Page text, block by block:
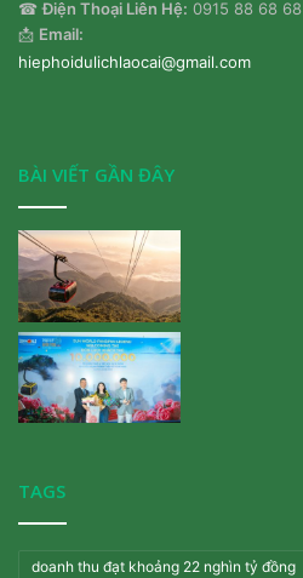
☎Điện Thoại Liên Hệ: 0915 88 68 68
📩 Email:
hiephoidulichlaocai@gmail.com
BÀI VIẾT GẦN ĐÂY
TAGS
doanh thu đạt khoảng 22 nghìn tỷ đồng